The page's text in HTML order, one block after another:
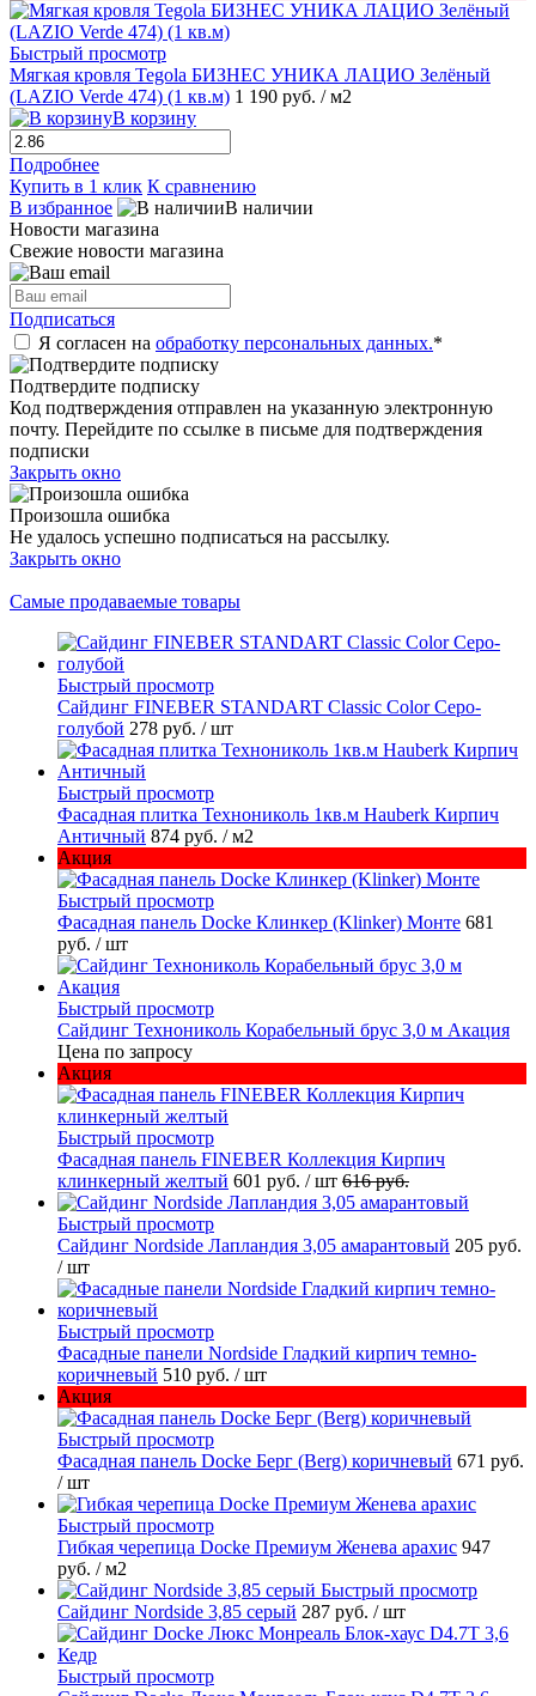
Быстрый просмотр
Мягкая кровля Tegola БИЗНЕС УНИКА ЛАЦИО Зелёный
(LAZIO Verde 474) (1 кв.м) 1 190 руб. / м2
В корзину
Подробнее
Купить в 1 клик К сравнению
В избранное
В наличии
Новости магазина
Свежие новости магазина
Подписаться
Я согласен на обработку персональных данных.*
Подтвердите подписку
Код подтверждения отправлен на указанную электронную
почту. Перейдите по ссылке в письме для подтверждения
подписки
Закрыть окно
Произошла ошибка
Не удалось успешно подписаться на рассылку.
Закрыть окно
Самые продаваемые товары
Быстрый просмотр
Cайдинг FINEBER STANDART Classic Color Серо-
голубой 278 руб. / шт
Быстрый просмотр
Фасадная плитка Технониколь 1кв.м Hauberk Кирпич
Античный 874 руб. / м2
Акция
Быстрый просмотр
Фасадная панель Docke Клинкер (Klinker) Монте 681
руб. / шт
Быстрый просмотр
Сайдинг Технониколь Корабельный брус 3,0 м Акация
Цена по запросу
Акция
Быстрый просмотр
Фасадная панель FINEBER Коллекция Кирпич
клинкерный желтый 601 руб. / шт 616 руб.
Быстрый просмотр
Сайдинг Nordside Лапландия 3,05 амарантовый 205 руб.
/ шт
Быстрый просмотр
Фасадные панели Nordside Гладкий кирпич темно-
коричневый 510 руб. / шт
Акция
Быстрый просмотр
Фасадная панель Docke Берг (Berg) коричневый 671 руб.
/ шт
Быстрый просмотр
Гибкая черепица Docke Премиум Женева арахис 947
руб. / м2
Быстрый просмотр
Сайдинг Nordside 3,85 серый 287 руб. / шт
Быстрый просмотр